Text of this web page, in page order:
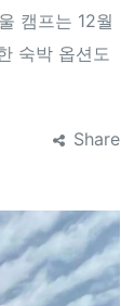
캠프는 12월
숙박 옵션도
Share